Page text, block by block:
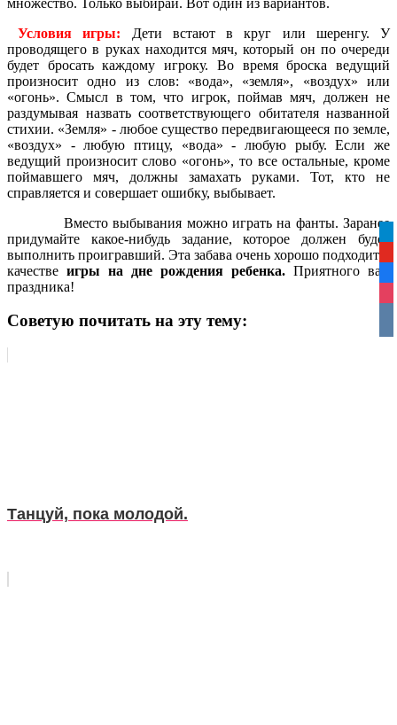
Условия игры: Дети встают в круг или шеренгу. У
проводящего в руках находится мяч, который он по очереди
будет бросать каждому игроку. Во время броска ведущий
произносит одно из слов: «вода», «земля», «воздух» или
«огонь». Смысл в том, что игрок, поймав мяч, должен не
раздумывая назвать соответствующего обитателя названной
стихии. «Земля» - любое существо передвигающееся по земле,
«воздух» - любую птицу, «вода» - любую рыбу. Если же
ведущий произносит слово «огонь», то все остальные, кроме
поймавшего мяч, должны замахать руками. Тот, кто не
справляется и совершает ошибку, выбывает.
Вместо выбывания можно играть на фанты. Заранее
придумайте какое-нибудь задание, которое должен будет
выполнить проигравший. Эта забава очень хорошо подходит в
качестве игры на дне рождения ребенка. Приятного вам
праздника!
Советую почитать на эту тему:
Танцуй, пока молодой.